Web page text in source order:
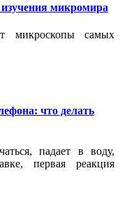
микромира
микроскопы самых
что делать
падает в воду,
первая реакция